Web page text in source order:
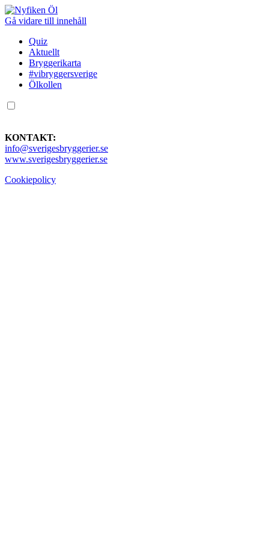
Gå vidare till innehåll
Quiz
Aktuellt
Bryggerikarta
#vibryggersverige
Ölkollen
KONTAKT:
info@sverigesbryggerier.se
www.sverigesbryggerier.se
Cookiepolicy